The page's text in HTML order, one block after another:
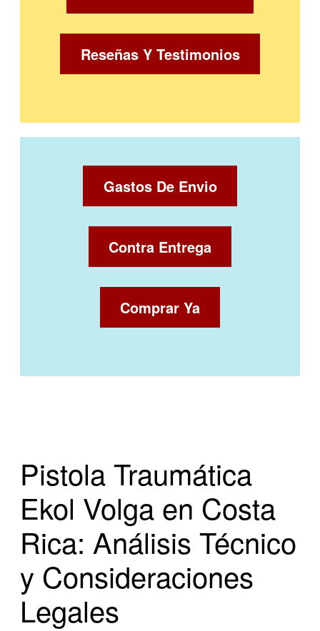
Reseñas Y Testimonios
Gastos De Envio
Contra Entrega
Comprar Ya
Pistola Traumática
Ekol Volga en Costa
Rica: Análisis Técnico
y Consideraciones
Legales